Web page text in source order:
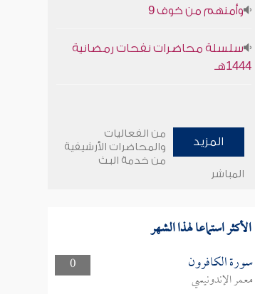
وأمنهم من خوف 9
سلسلة محاضرات نفحات رمضانية
1444هـ
المزيد
من الفعاليات
والمحاضرات الأرشيفية
من خدمة البث
المباشر
الأكثر استماعا لهذا الشهر
0 سورة الكافرون
معمر الإندونيسي